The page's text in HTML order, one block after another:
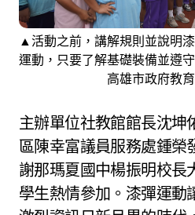
▲活動之前，講解規則並說明
運動，只要了解基礎裝備並遵
高雄市政府教育
主辦單位社教館館長沈坤
區陳幸富議員服務處鍾榮
謝那瑪夏國中楊振明校長
學生熱情參加。漆彈運動